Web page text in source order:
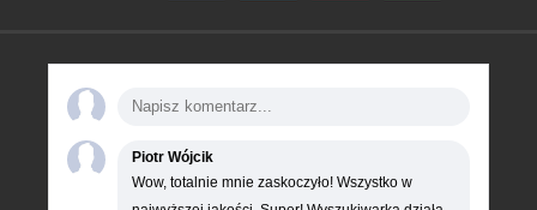
Piotr Wójcik
Wow, totalnie mnie zaskoczyło! Wszystko w